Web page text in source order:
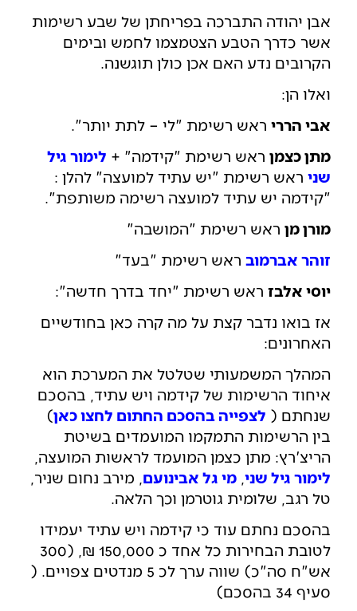
אבן יהודה התברכה בפריחתן של שבע רשימות
אשר כדרך הטבע הצטמצמו לחמש ובימים
הקרובים נדע האם אכן כולן תוגשנה.
ואלו הן:
אבי הררי ראש רשימת "לי – לתת יותר".
מתן כצמן ראש רשימת "קידמה" + לימור גיל
שני ראש רשימת "יש עתיד למועצה" להלן :
"קידמה יש עתיד למועצה רשימה משותפת".
מורן מן ראש רשימת "המושבה"
זוהר אברמוב ראש רשימת "בעד"
יוסי אלבז ראש רשימת "יחד בדרך חדשה":
אז בואו נדבר קצת על מה קרה כאן בחודשיים
האחרונים:
המהלך המשמעותי שטלטל את המערכת הוא
איחוד הרשימות של קידמה ויש עתיד, בהסכם
שנחתם ( לצפייה בהסכם החתום לחצו כאן)
בין הרשימות התמקמו המועמדים בשיטת
הריצ'רץ: מתן כצמן המועמד לראשות המועצה,
לימור גיל שני מי גל אבינועם , מירב נחום שניר,
טל רגב, שלומית גוטרמן וכך הלאה.
בהסכם נחתם עוד כי קידמה ויש עתיד יעמידו
לטובת הבחירות כל אחד כ 150,000 ₪, (300
אש"ח סה"כ) שווה ערך לכ 5 מנדטים צפויים. (
סעיף 34 בהסכם)